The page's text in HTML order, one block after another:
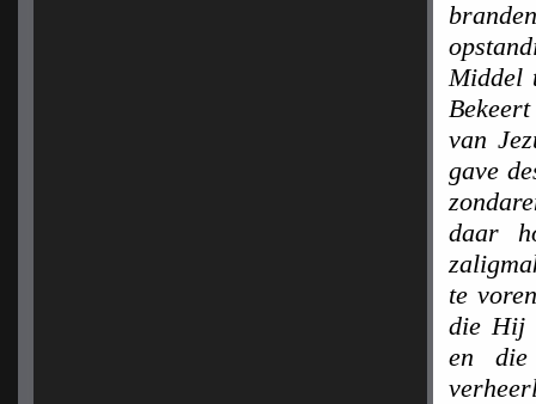
Middel
van
gave
daar
te
die Hij
en die